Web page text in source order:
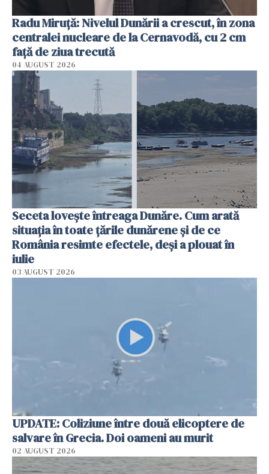
Radu Miruţă: Nivelul Dunării a crescut, în zona
centralei nucleare de la Cernavodă, cu 2 cm
faţă de ziua trecută
04 AUGUST 2026
Seceta lovește întreaga Dunăre. Cum arată
situația în toate țările dunărene și de ce
România resimte efectele, deși a plouat în
iulie
03 AUGUST 2026
UPDATE: Coliziune între două elicoptere de
salvare în Grecia. Doi oameni au murit
02 AUGUST 2026